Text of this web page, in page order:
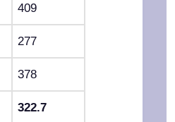
409
277
378
322.7